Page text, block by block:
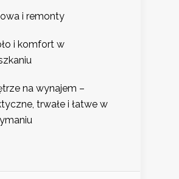
i remonty
i komfort w
na wynajem –
trwałe i łatwe w